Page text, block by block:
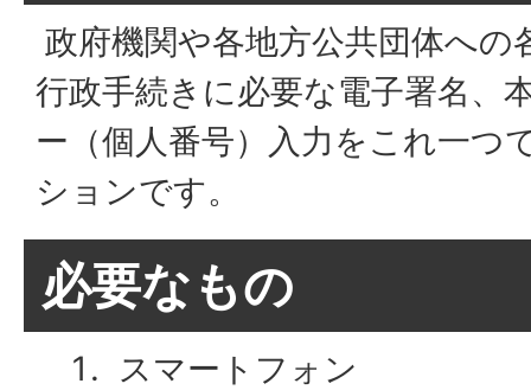
政府機関や各地方公共団体への
行政手続きに必要な電子署名、
ー（個人番号）入力をこれ一つ
ションです。
必要なもの
スマートフォン